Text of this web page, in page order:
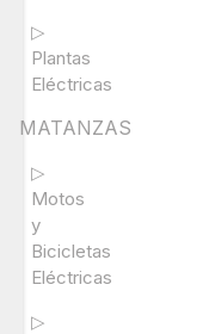
▷
Plantas
Eléctricas
MATANZAS
▷
Motos
y
Bicicletas
Eléctricas
▷